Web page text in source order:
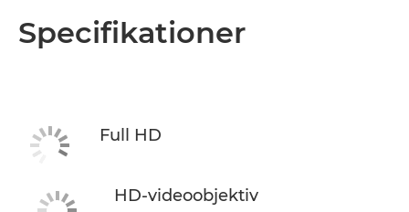
Specifikationer
Full HD
HD-videoobjektiv